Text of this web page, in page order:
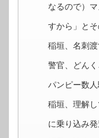
なるので）
すから」と
稲垣、名刺渡
警官、どん
パンピー数
稲垣、理解
に乗り込み